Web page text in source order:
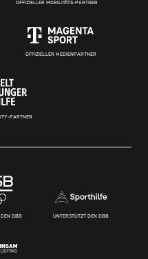
OFFIZIELLER MOBILITÄTS-PARTNER
OFFIZIELLER MEDIENPARTNER
PARTNER
DEN DBB UNTERSTÜTZT DEN DBB